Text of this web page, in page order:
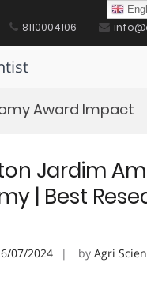
8110004106
Award Impact
Jardim
| Best
07/2024 by Agri